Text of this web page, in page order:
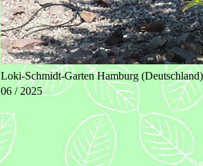
Loki-Schmidt-Garten Hamburg (Deutschland)
06 / 2025